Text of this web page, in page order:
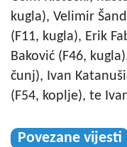
kugla), Velimir
(F11, kugla), Erik
Baković (F46,
čunj), Ivan
(F54, koplje), te
Povezane vijesti